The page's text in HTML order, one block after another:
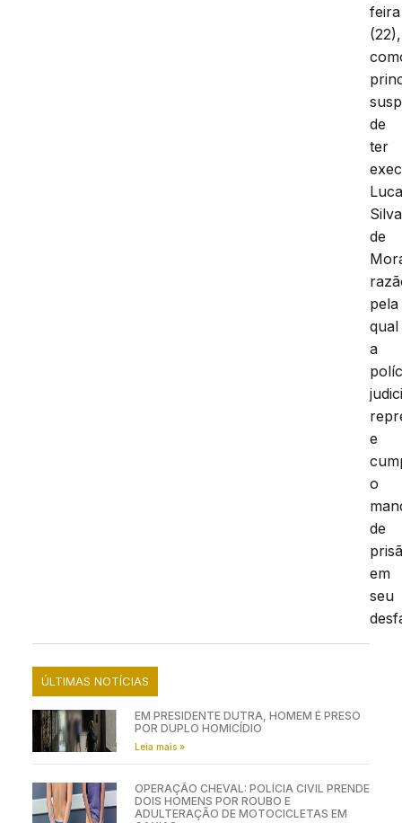
feira
(22),
de
ter
Silva
de
pela
qual
a
e
o
de
em
seu
ÚLTIMAS NOTÍCIAS
EM PRESIDENTE DUTRA, HOMEM É PRESO
POR DUPLO HOMICÍDIO
Leia mais »
OPERAÇÃO CHEVAL: POLÍCIA CIVIL PRENDE
DOIS HOMENS POR ROUBO E
ADULTERAÇÃO DE MOTOCICLETAS EM